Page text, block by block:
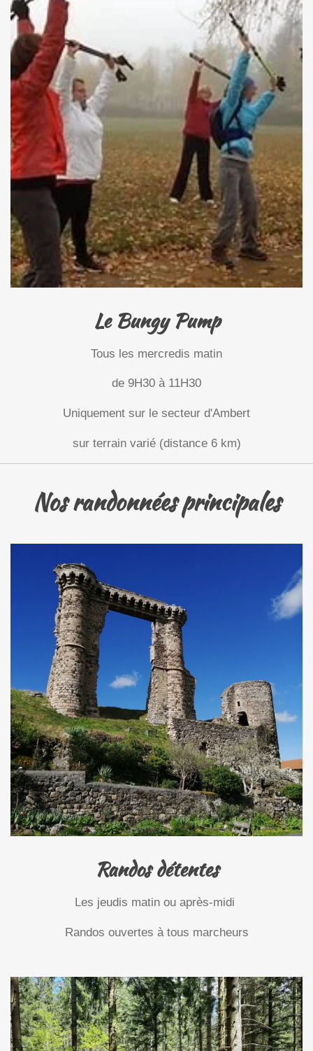
Le Bungy Pump
Tous les mercredis matin
de 9H30 à 11H30
Uniquement sur le secteur d'Ambert
sur terrain varié (distance 6 km)
Nos randonnées principales
Randos détentes
Les jeudis matin ou après-midi
Randos ouvertes à tous marcheurs